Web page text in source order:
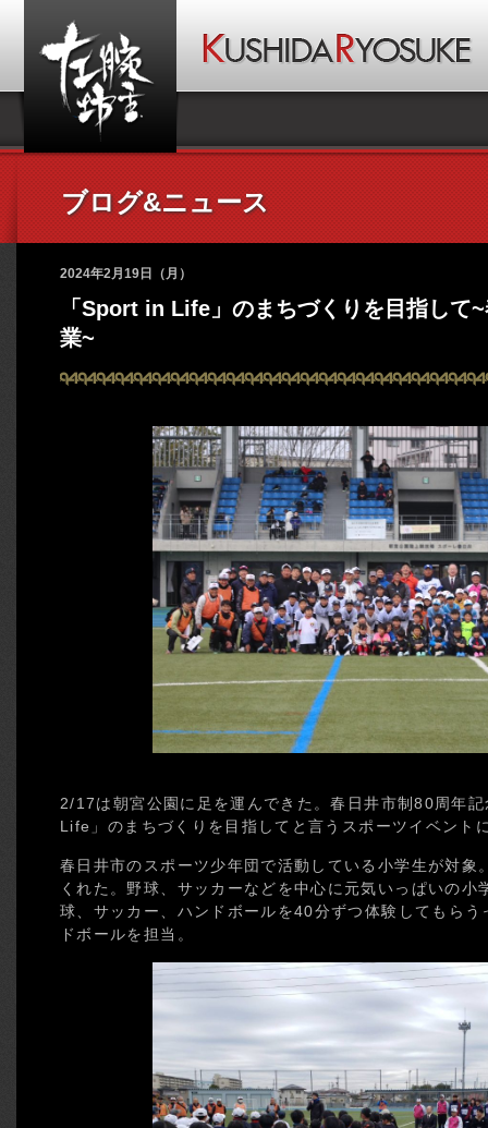
ブログ&ニュース
2024年2月19日（月）
「Sport in Life」のまちづくりを目指して
業~
2/17は朝宮公園に足を運んできた。春日井市制80周年
Life」のまちづくりを目指してと言うスポーツイベント
春日井市のスポーツ少年団で活動している小学生が対象
くれた。野球、サッカーなどを中心に元気いっぱいの小
球、サッカー、ハンドボールを40分ずつ体験してもら
ドボールを担当。